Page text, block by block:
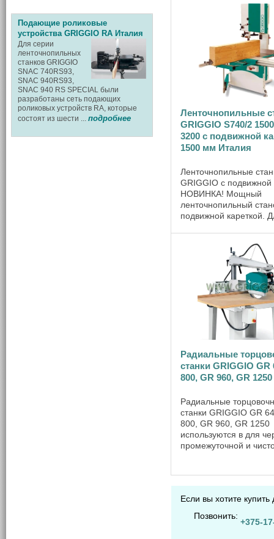
Подающие роликовые
устройства GRIGGIO RA Италия
Для серии
ленточнопильных
станков GRIGGIO
SNAC 740RS93,
SNAC 940RS93,
SNAC 940 RS SPECIAL были
разработаны сеть подающих
роликовых устройств RA, которые
состоят из шести ... подробнее
строгально-
компании GRIGGIO G
который оснащен
Ленточнопильные
GRIGGIO S740/2
3200 с подвижной
1500 мм Италия
Ленточнопильные
GRIGGIO с подвижной
НОВИНКА! Мощный
ленточнопильный
подвижной кареткой.
определённых
листовых
массива с
Радиальные
станки GRIGGIO GR
800, GR 960, GR
Радиальные
станки GRIGGIO GR
800, GR 960, GR 1250
используются в для
промежуточной и
поверхностями.
внешнего ...
Если вы хотите
Позвонить:
+375-